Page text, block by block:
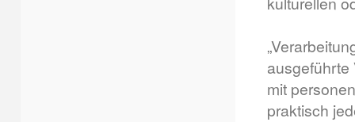
ausgeführte
mit
praktisch